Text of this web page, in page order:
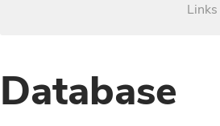
Links
Database